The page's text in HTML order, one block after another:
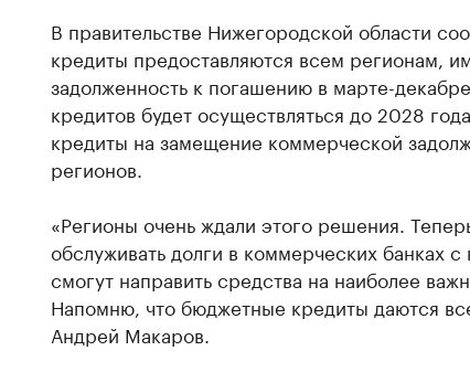
В правительстве Нижегородской области
кредиты предоставляются всем регионам,
задолженность к погашению в марте-
кредитов будет осуществляться до 2028
кредиты на замещение коммерческой
регионов.
«Регионы очень ждали этого решения.
обслуживать долги в коммерческих банках
смогут направить средства на наиболее
Напомню, что бюджетные кредиты даются
Андрей Макаров.